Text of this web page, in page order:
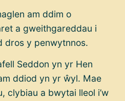
am ddim o
a gweithgareddau i
dros y penwytnnos.
Seddon yn yr Hen
ddiod yn yr ŵyl. Mae
clybiau a bwytai lleol i’w